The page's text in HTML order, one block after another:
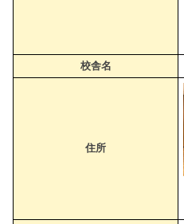
校舎名
住所